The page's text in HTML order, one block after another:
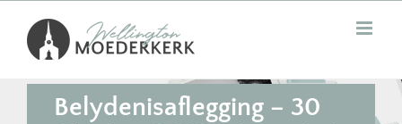
content
Belydenisaflegging – 30